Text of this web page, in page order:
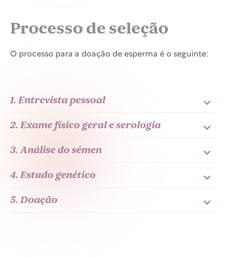
Processo de seleção
O processo para a doação de esperma é o seguinte:
1. Entrevista pessoal
2. Exame físico geral e serologia
3. Análise do sémen
4. Estudo genético
5. Doação